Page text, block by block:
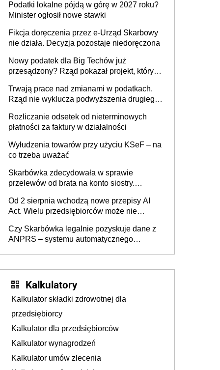
umowy cywilnoprawnej jedynym
racjonalnym wyjściem
Podatki lokalne pójdą w górę w 2027 roku?
Minister ogłosił nowe stawki
Fikcja doręczenia przez e-Urząd Skarbowy
nie działa. Decyzja pozostaje niedoręczona
Nowy podatek dla Big Techów już
przesądzony? Rząd pokazał projekt, który
Trwają prace nad zmianami w podatkach.
Rząd nie wyklucza podwyższenia drugiego
Rozliczanie odsetek od nieterminowych
płatności za faktury w działalności
Wyłudzenia towarów przy użyciu KSeF – na
co trzeba uważać
Skarbówka zdecydowała w sprawie
przelewów od brata na konto siostry.
darowizna, ale podatku jednak nie będzie
Od 2 sierpnia wchodzą nowe przepisy AI
Act. Wielu przedsiębiorców może nie
Czy Skarbówka legalnie pozyskuje dane z
ANPRS – systemu automatycznego
Kalkulatory
Kalkulator składki zdrowotnej dla
przedsiębiorcy
Kalkulator dla przedsiębiorców
Kalkulator wynagrodzeń
Kalkulator umów zlecenia